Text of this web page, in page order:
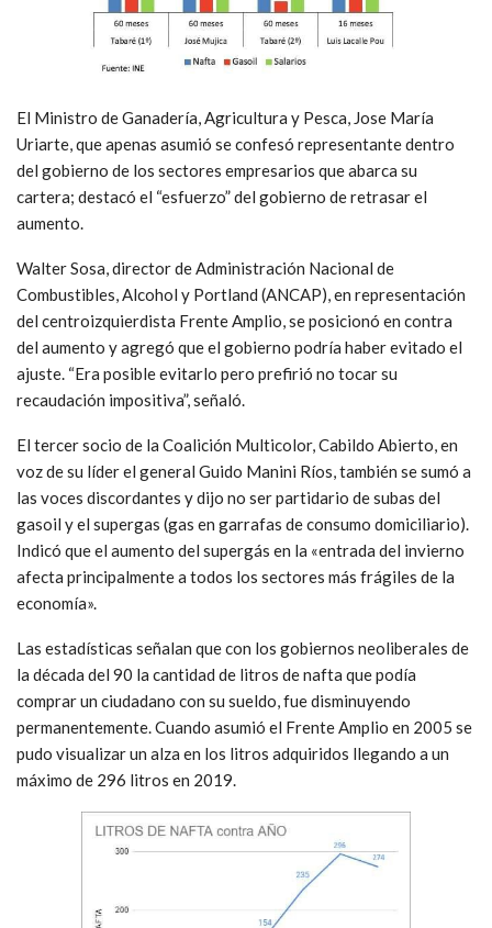
El Ministro de Ganadería, Agricultura y Pesca, Jose María
Uriarte, que apenas asumió se confesó representante dentro
del gobierno de los sectores empresarios que abarca su
cartera; destacó el “esfuerzo” del gobierno de retrasar el
aumento.
Walter Sosa, director de Administración Nacional de
Combustibles, Alcohol y Portland (ANCAP), en representación
del centroizquierdista Frente Amplio, se posicionó en contra
del aumento y agregó que el gobierno podría haber evitado el
ajuste. “Era posible evitarlo pero prefirió no tocar su
recaudación impositiva”, señaló.
El tercer socio de la Coalición Multicolor, Cabildo Abierto, en
voz de su líder el general Guido Manini Ríos, también se sumó a
las voces discordantes y dijo no ser partidario de subas del
gasoil y el supergas (gas en garrafas de consumo domiciliario).
Indicó que el aumento del supergás en la «entrada del invierno
afecta principalmente a todos los sectores más frágiles de la
economía».
Las estadísticas señalan que con los gobiernos neoliberales de
la década del 90 la cantidad de litros de nafta que podía
comprar un ciudadano con su sueldo, fue disminuyendo
permanentemente. Cuando asumió el Frente Amplio en 2005 se
pudo visualizar un alza en los litros adquiridos llegando a un
máximo de 296 litros en 2019.